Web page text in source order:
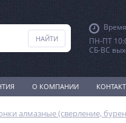
ПН-ПТ
СБ-ВС
О КОМПАНИИ
алмазные (сверление,